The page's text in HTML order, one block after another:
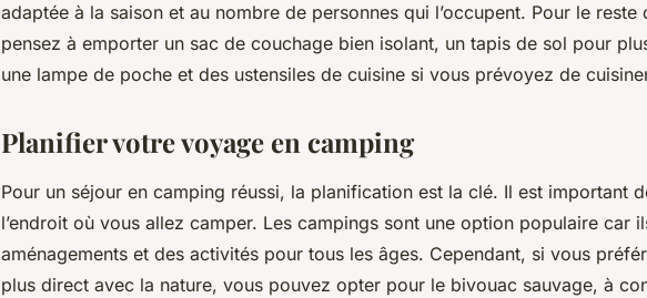
adaptée à la saison et au nombre de personnes qui l’occupent. Pour le reste
pensez à emporter un sac de couchage bien isolant, un tapis de sol pour
une lampe de poche et des ustensiles de cuisine si vous prévoyez de
Planifier votre voyage en camping
Pour un séjour en camping réussi, la planification est la clé. Il est important
l’endroit où vous allez camper. Les campings sont une option populaire car
aménagements et des activités pour tous les âges. Cependant, si vous
plus direct avec la nature, vous pouvez opter pour le bivouac sauvage, à